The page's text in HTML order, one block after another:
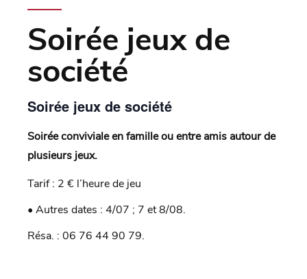
Soirée jeux de
société
Soirée jeux de société
Soirée conviviale en famille ou entre amis autour de
plusieurs jeux.
Tarif : 2 € l’heure de jeu
• Autres dates : 4/07 ; 7 et 8/08.
Résa. : 06 76 44 90 79.